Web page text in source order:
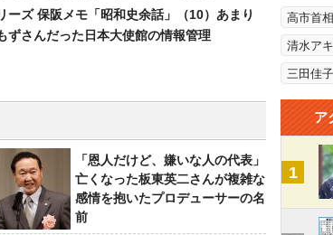
ーズ 保阪メモ「昭和史余話」（10）あまり
ずさんだった日本大使館の情報管理
「恩人だけど、嫌いな人の代表」
亡くなった板東英二さんが複雑な
感情を抱いたプロデューサーの名
前
高市首相
清水ア
三田佳子
ア
1